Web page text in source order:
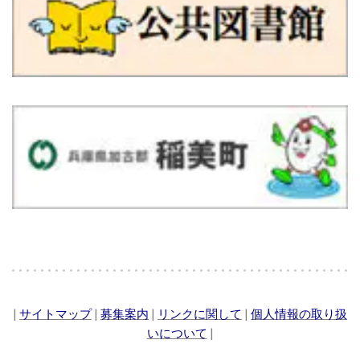
| サイトマップ| 募集案内 | リンクに関して | 個人情報の取り扱
いについて |